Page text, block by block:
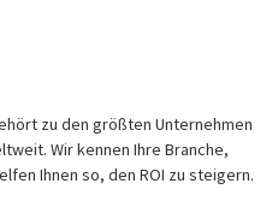
zu den größten Unternehmen
Wir kennen Ihre Branche,
Ihnen so, den ROI zu steigern.